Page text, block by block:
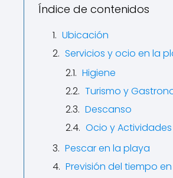
Índice de contenidos
Ubicación
Servicios y ocio en la
Higiene
Turismo y
Descanso
Ocio y Actividades
Pescar en la playa
Previsión del tiempo